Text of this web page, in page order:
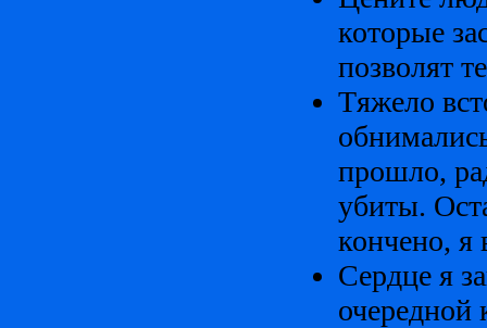
которые
позволят
Tяжело
прошло,
убиты.
кончено, я
Сердце я
очередной